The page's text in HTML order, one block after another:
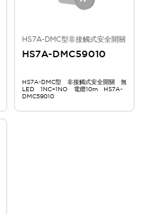
HS7A-DMC型非接觸式安全開關
HS7A-DMC59010
HS7A-DMC型 非接觸式安全開關 無
LED 1NC+1NO 電纜10m HS7A-
DMC59010